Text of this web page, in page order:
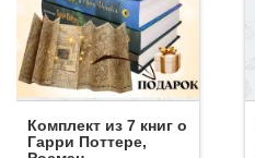
Комплект из 7 книг о
Гарри Поттере,